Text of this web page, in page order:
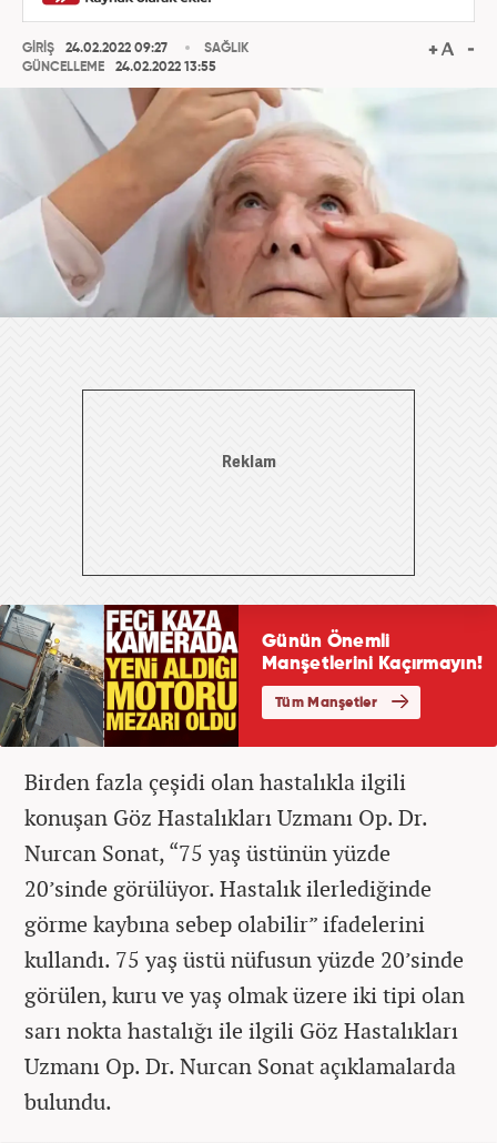
GİRİŞ
24.02.2022 09:27
GÜNCELLEME
24.02.2022 13:55
SAĞLIK
Birden fazla çeşidi olan hastalıkla ilgili
konuşan Göz Hastalıkları Uzmanı Op. Dr.
Nurcan Sonat, “75 yaş üstünün yüzde
20’sinde görülüyor. Hastalık ilerlediğinde
görme kaybına sebep olabilir” ifadelerini
kullandı. 75 yaş üstü nüfusun yüzde 20’sinde
görülen, kuru ve yaş olmak üzere iki tipi olan
sarı nokta hastalığı ile ilgili Göz Hastalıkları
Uzmanı Op. Dr. Nurcan Sonat açıklamalarda
bulundu.